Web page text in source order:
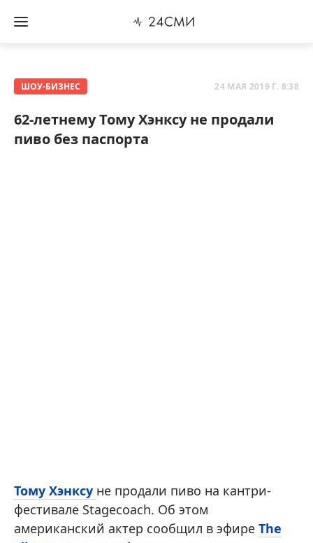
ШОУ-БИЗНЕС 24 МАЯ 2019 Г. 8:38
62-летнему Тому Хэнксу не продали
пиво без паспорта
Тому Хэнксу не продали пиво на кантри-
фестивале Stagecoach. Об этом
американский актер сообщил в эфире The